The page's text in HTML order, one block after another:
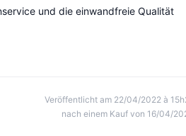
und die einwandfreie Qualität
Veröffentlicht am 22/04/2022 à
nach einem Kauf von 16/04/